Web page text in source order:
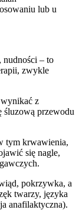
lub u
nudności – to
zwykle
z
śluzową przewodu
tym krwawienia,
się nagle,
pokrzywka, a
twarzy, języka
anafilaktyczna).